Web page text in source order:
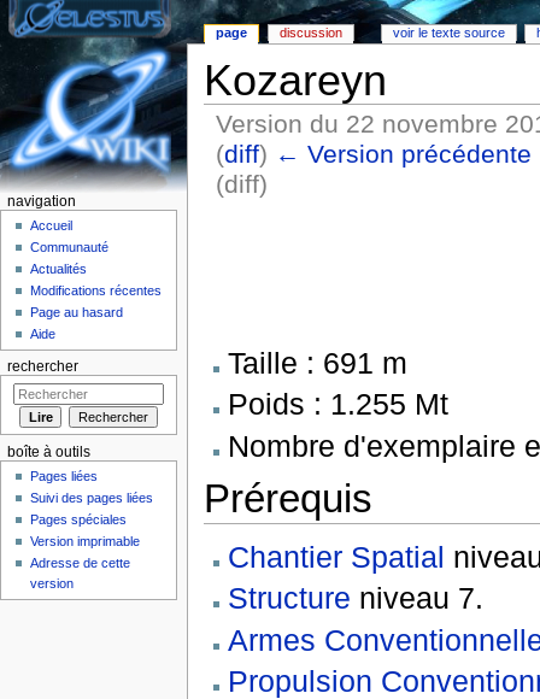
Kozareyn
Version du 22 novembre
(diff) ← Version précédente
(diff)
Taille : 691 m
Poids : 1.255 Mt
Nombre d'exemplaire
Prérequis
Chantier Spatial
Structure niveau 7.
Armes
Propulsion
page discussion voir le texte source
navigation
Accueil
Communauté
Actualités
Modifications récentes
Page au hasard
Aide
rechercher
boîte à outils
Pages liées
Suivi des pages liées
Pages spéciales
Version imprimable
Adresse de cette
version